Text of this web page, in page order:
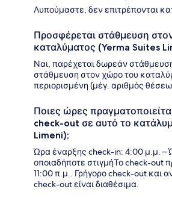
Λυπούμαστε, δεν επιτρέπονται
Προσφέρεται στάθμευση
καταλύματος (Yerma Suites
Ναι, παρέχεται δωρεάν
στάθμευση στον χώρο του
περιορισμένη (μέγ. αριθμός
Ποιες ώρες
check-out σε αυτό το
Limeni);
Ώρα έναρξης check-in: 4:00 μ.μ. –
οποιαδήποτε στιγμήΤο check-out
11:00 π.μ.. Γρήγορο check-out και
check-out είναι διαθέσιμα.